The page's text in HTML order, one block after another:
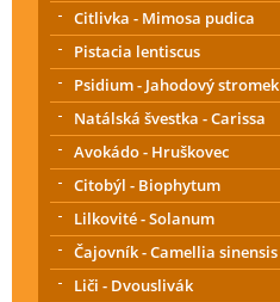
Citlivka - Mimosa pudica
Pistacia lentiscus
Psidium - Jahodový stromek
Natálská švestka - Carissa
Avokádo - Hruškovec
Citobýl - Biophytum
Lilkovité - Solanum
Čajovník - Camellia sinensis
Liči - Dvouslivák